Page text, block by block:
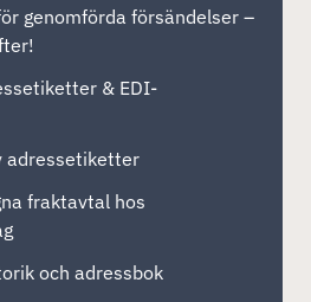
genomförda försändelser –
& EDI-
adressetiketter
fraktavtal hos
och adressbok